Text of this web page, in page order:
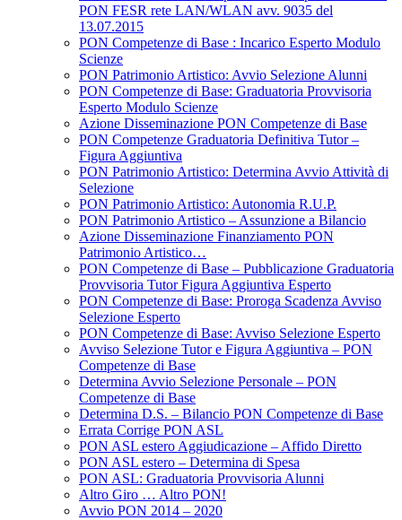
PON FESR rete LAN/WLAN avv. 9035 del
13.07.2015
PON Competenze di Base : Incarico Esperto Modulo
Scienze
PON Patrimonio Artistico: Avvio Selezione Alunni
PON Competenze di Base: Graduatoria Provvisoria
Esperto Modulo Scienze
Azione Disseminazione PON Competenze di Base
PON Competenze Graduatoria Definitiva Tutor –
Figura Aggiuntiva
PON Patrimonio Artistico: Determina Avvio Attività di
Selezione
PON Patrimonio Artistico: Autonomia R.U.P.
PON Patrimonio Artistico – Assunzione a Bilancio
Azione Disseminazione Finanziamento PON
Patrimonio Artistico…
PON Competenze di Base – Pubblicazione Graduatoria
Provvisoria Tutor Figura Aggiuntiva Esperto
PON Competenze di Base: Proroga Scadenza Avviso
Selezione Esperto
PON Competenze di Base: Avviso Selezione Esperto
Avviso Selezione Tutor e Figura Aggiuntiva – PON
Competenze di Base
Determina Avvio Selezione Personale – PON
Competenze di Base
Determina D.S. – Bilancio PON Competenze di Base
Errata Corrige PON ASL
PON ASL estero Aggiudicazione – Affido Diretto
PON ASL estero – Determina di Spesa
PON ASL: Graduatoria Provvisoria Alunni
Altro Giro … Altro PON!
Avvio PON 2014 – 2020